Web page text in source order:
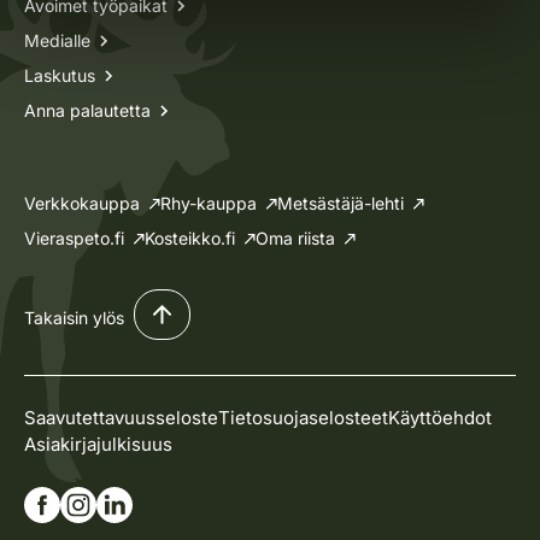
Avoimet työpaikat
Medialle
Laskutus
Anna palautetta
Verkkokauppa Rhy-kauppa
Metsästäjä-lehti
Vieraspeto.fi
Kosteikko.fi Oma riista
Takaisin ylös
SaavutettavuusselosteTietosuojaselosteetKäyttöehdot
Asiakirjajulkisuus